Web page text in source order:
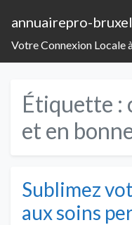
annuairepro-
Votre Connexion Locale
Étiquette :
et en
Sublimez
aux soins